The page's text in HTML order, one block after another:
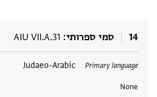
14 סמי ספרותי AIU VII.A.31
Primary language
Judaeo-Arabic
None
תגים